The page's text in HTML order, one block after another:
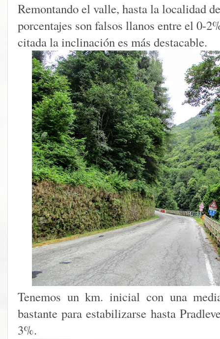
Remontando el valle, hasta la localidad
porcentajes son falsos llanos entre el 0-
citada la inclinación es más destacable.
Tenemos un km. inicial con una
bastante para estabilizarse hasta
3%.